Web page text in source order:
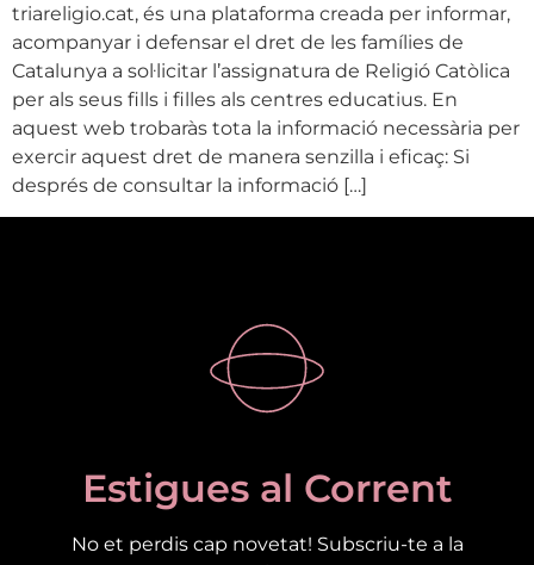
triareligio.cat, és una plataforma creada per informar,
acompanyar i defensar el dret de les famílies de
Catalunya a sol·licitar l’assignatura de Religió Catòlica
per als seus fills i filles als centres educatius. En
aquest web trobaràs tota la informació necessària per
exercir aquest dret de manera senzilla i eficaç: Si
després de consultar la informació […]
Estigues al Corrent
No et perdis cap novetat! Subscriu-te a la